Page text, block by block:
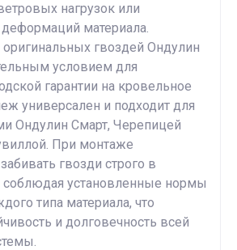
нагрузок или
материала.
гвоздей Ондулин
условием для
гарантии на кровельное
универсален и подходит для
Ондулин Смарт, Черепицей
При монтаже
гвозди строго в
соблюдая установленные нормы
типа материала, что
и долговечность всей